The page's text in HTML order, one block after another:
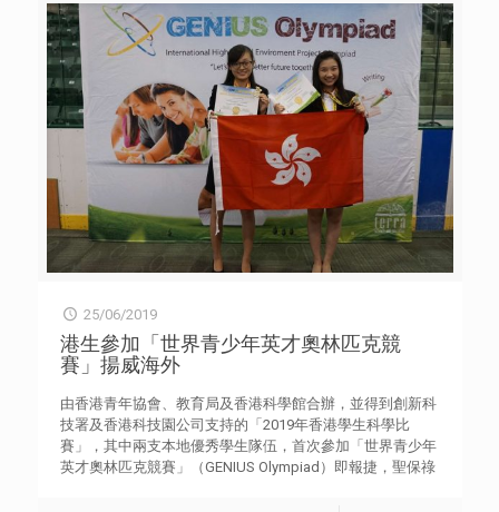
工，同學亦開始接納她。 家庭 10 鍾巧如 仁濟醫院靚次伯 紀
念中學 中四 父母離異後與祖父同住，祖父去世令巧如情緒
大受打擊。父親要求她與其女朋友的兒子假結婚以賺取金
錢，巧如堅決反對。後患上抑鬱症，出現輕生念頭。姊妹二
人現交由社署照顧，於院舍生活。巧如十五歲開始做兼職賺
錢，學習珍惜活著的每分每秒。 家庭 11 徐紫瑩 明愛胡振中
中學 中四 紫瑩為視障人士，經過治療後才能看到模糊的影
像，一直在特殊學校就讀。2017年患上淋巴癌需接受化療，
過程中出現嘔吐及脫髮的情況，令她失去方向。她以堅強樂
觀的心態面對，在醫院完成部分中三課程，更成功爭取轉入
主流學校繼續學業。[…]
由貿易聯盟的人才採取極為寬鬆的入境政策，令當地匯聚了
大量人才。新加坡方面，外來人才入境安排雖略為嚴謹，但
當地成立了專責機構，為外國人、投資者、留學生等提供在
新加坡就業、生活、投資、創業，以至職位招聘資訊，令外
來人才更輕易在新加坡就業和就學。 研究報告亦綜合本港4
項主要非移民人才入境計劃的數據，發現2018年來自內地的
人才佔35.1%，其次是來自英國、美國和日本，分別佔
8.3%、6.8%和6.3%，可見人才主要來自內地，未能有效吸納
較多元的國際人才。此外，為針對高質素及人才短缺而設的
「優秀人才入境計劃」及「科技人才入境計劃」，去年分別
只批出555宗及40宗（於6至12月批出之數字）來港申請，
與兩項計劃各有1,000個配額相差甚遠，成效存疑。 為了解
箇中原因，上述研究於今年4月至5月期間，深入訪問了21名
果發現，年輕人才來港就業的最主要障礙是租金高企，令生
活成本高昂；其次是對本港缺乏認知的外國人，未必有興趣
來港就業。此外，部分外來人才擔心本港未必能保持國際形
象和自由環境，以及語言障礙和難以融入社區，亦影響他們
繼續留港就業的決定。 有英國受訪個案表示，雖然頗喜歡
香港的工作環境，但由於有生育的打算，已計劃短期內回國
準備生育，她認為若孩子在港出生和就學，將難以負擔其居
住、照顧和上學的費用。有曾來港就讀碩士課程並任職金融
25/06/2019
港生參加「世界青少年英才奧林匹克競
賽」揚威海外
由香港青年協會、教育局及香港科學館合辦，並得到創新科
技署及香港科技園公司支持的「2019年香港學生科學比
賽」，其中兩支本地優秀學生隊伍，首次參加「世界青少年
英才奧林匹克競賽」（GENIUS Olympiad）即報捷，聖保祿